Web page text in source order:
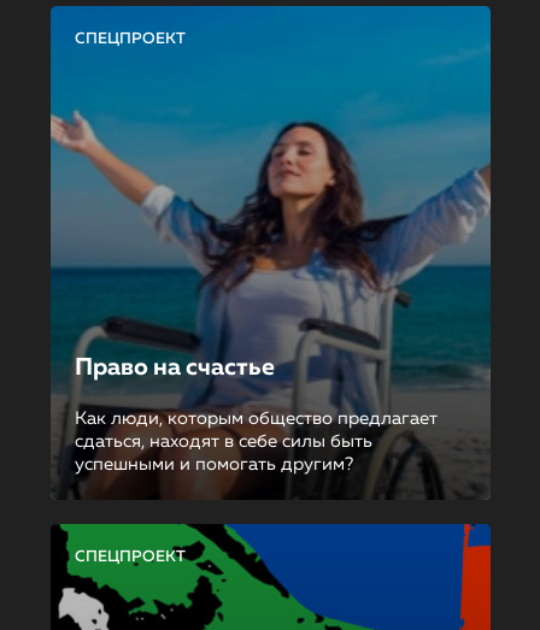
СПЕЦПРОЕКТ
Право на счастье
Как люди, которым общество предлагает
сдаться, находят в себе силы быть
успешными и помогать другим?
СПЕЦПРОЕКТ